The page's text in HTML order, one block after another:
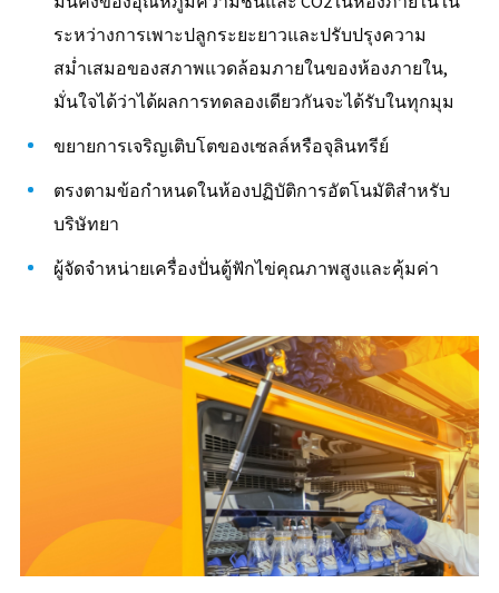
ระหว่างการเพาะปลูกระยะยาวและปรับปรุงความ
สม่ำเสมอของสภาพแวดล้อมภายในของห้องภายใน,
มั่นใจได้ว่าได้ผลการทดลองเดียวกันจะได้รับในทุกมุม
ขยายการเจริญเติบโตของเซลล์หรือจุลินทรีย์
ตรงตามข้อกำหนดในห้องปฏิบัติการอัตโนมัติสำหรับ
บริษัทยา
ผู้จัดจำหน่ายเครื่องปั่นตู้ฟักไข่คุณภาพสูงและคุ้มค่า